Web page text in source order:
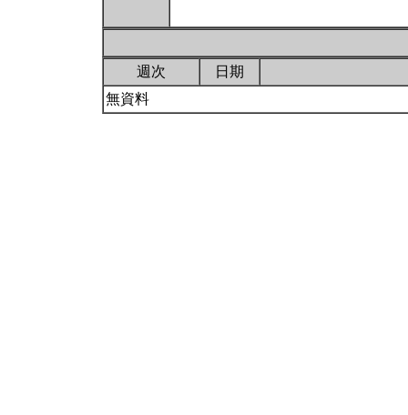
週次
日期
無資料